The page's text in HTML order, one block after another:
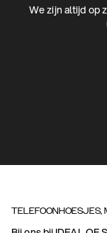
We zijn altijd op
TELEFOONHOESJES,